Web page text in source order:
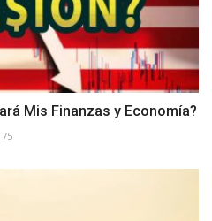
Mis Finanzas y Economía?